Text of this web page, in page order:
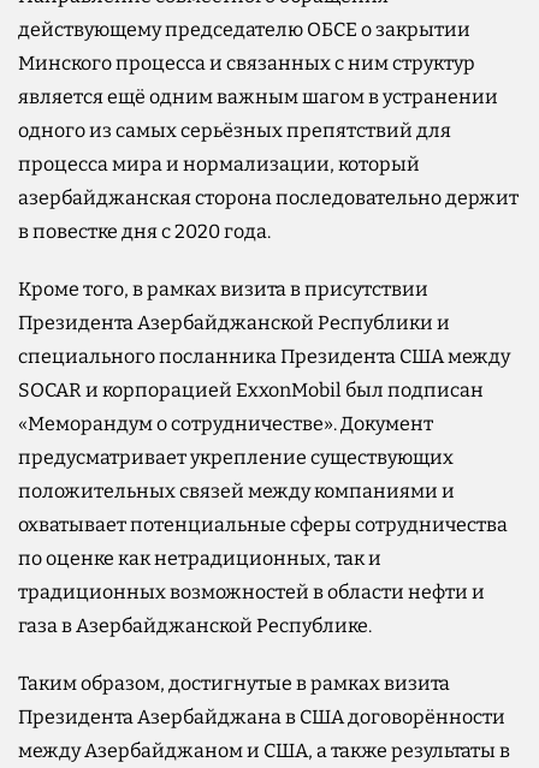
действующему председателю ОБСЕ о закрытии
Минского процесса и связанных с ним структур
является ещё одним важным шагом в устранении
одного из самых серьёзных препятствий для
процесса мира и нормализации, который
азербайджанская сторона последовательно держит
в повестке дня с 2020 года.
Кроме того, в рамках визита в присутствии
Президента Азербайджанской Республики и
специального посланника Президента США между
SOCAR и корпорацией ExxonMobil был подписан
«Меморандум о сотрудничестве». Документ
предусматривает укрепление существующих
положительных связей между компаниями и
охватывает потенциальные сферы сотрудничества
по оценке как нетрадиционных, так и
традиционных возможностей в области нефти и
газа в Азербайджанской Республике.
Таким образом, достигнутые в рамках визита
Президента Азербайджана в США договорённости
между Азербайджаном и США, а также результаты в